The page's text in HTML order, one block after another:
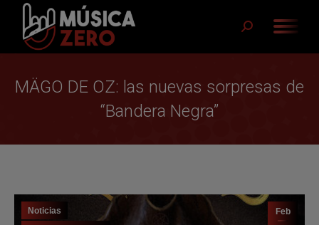
Buscar:
MÄGO DE OZ: las nuevas sorpresas de
“Bandera Negra”
Feb
Noticias